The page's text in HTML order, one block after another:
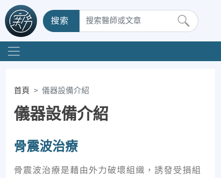
搜索
首頁 儀器設備介紹
儀器設備介紹
骨震波治療
骨震波治療是藉由外力破壞組織，誘發受損組